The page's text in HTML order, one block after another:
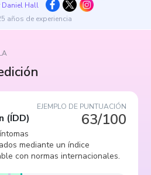
Daniel Hall
años de experiencia
EJEMPLO DE PUNTUACIÓN
63/100
(ÍDD)
mediante un índice
con normas internacionales.